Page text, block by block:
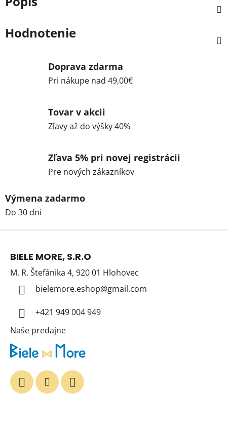
Hodnotenie
Doprava zdarma
Pri nákupe nad 49,00€
Tovar v akcii
Zľavy až do výšky 40%
Zľava 5% pri novej registrácii
Pre nových zákazníkov
Výmena zadarmo
Do 30 dní
Z
BIELE MORE, S.R.O
M. R. Štefánika 4, 920 01 Hlohovec
bielemore.eshop@gmail.com
+421 949 004 949
Naše predajne